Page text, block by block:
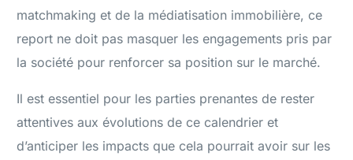
matchmaking et de la médiatisation immobilière, ce
report ne doit pas masquer les engagements pris par
la société pour renforcer sa position sur le marché.
Il est essentiel pour les parties prenantes de rester
attentives aux évolutions de ce calendrier et
d’anticiper les impacts que cela pourrait avoir sur les